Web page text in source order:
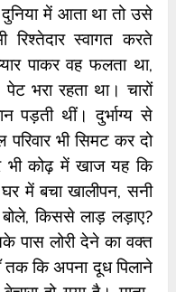
में आता था तो उसे
रिश्तेदार स्वागत करते
पाकर वह फलता था,
भरा रहता था। चारों
पड़ती थीं। दुर्भाग्य से
भी सिमट कर दो
भी कोढ़ में खाज यह कि
में बचा खालीपन, सनी
किससे लाड़ लड़ाए?
पास लोरी देने का वक्त
तक कि अपना दूध पिलाने